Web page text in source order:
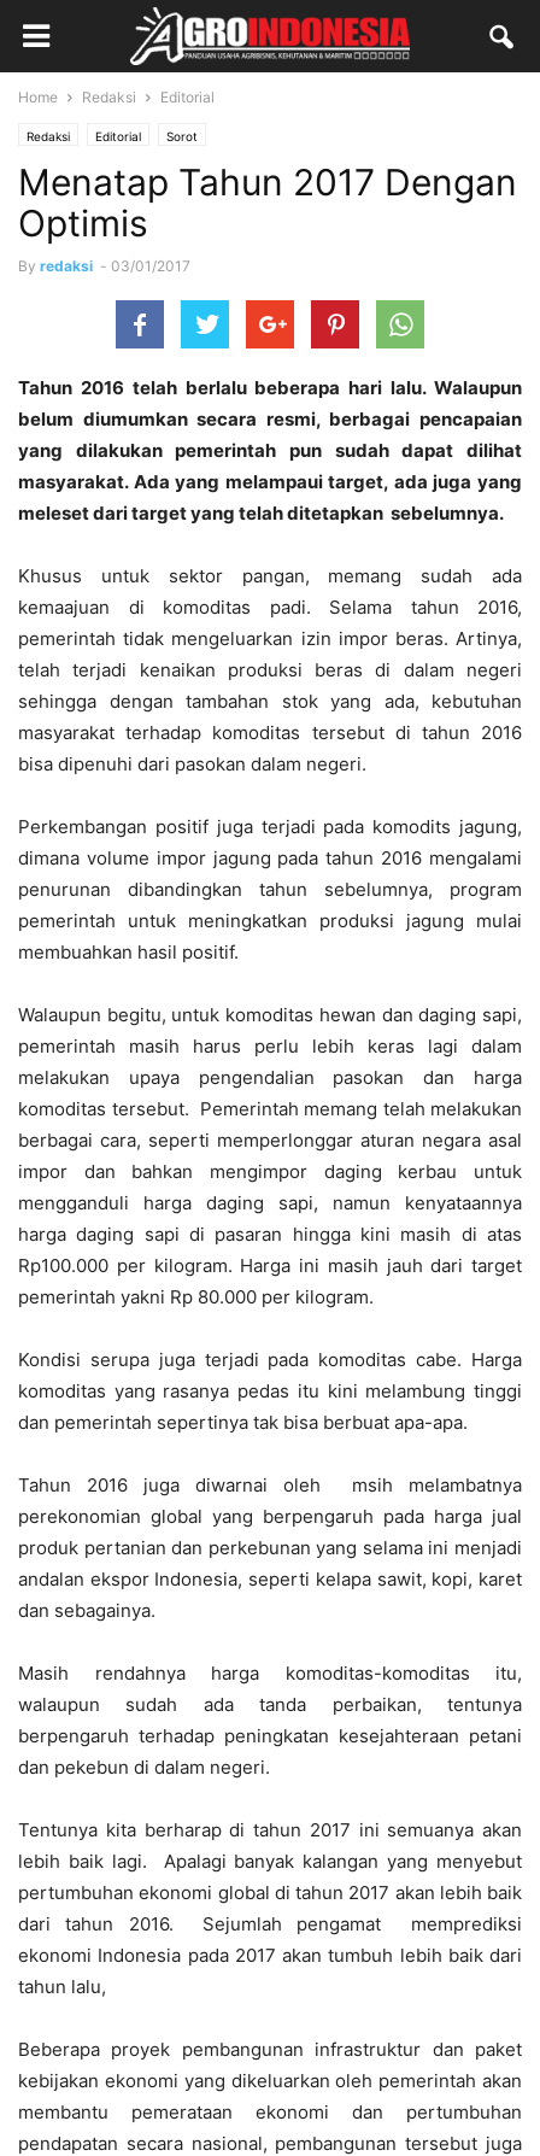
Home Redaksi Editorial
Redaksi Editorial Sorot
Menatap Tahun 2017 Dengan
Optimis
By redaksi - 03/01/2017
Tahun 2016 telah berlalu beberapa hari lalu. Walaupun
belum diumumkan secara resmi, berbagai pencapaian
yang dilakukan pemerintah pun sudah dapat dilihat
masyarakat. Ada yang melampaui target, ada juga yang
meleset dari target yang telah ditetapkan sebelumnya.
Khusus untuk sektor pangan, memang sudah ada
kemaajuan di komoditas padi. Selama tahun 2016,
pemerintah tidak mengeluarkan izin impor beras. Artinya,
telah terjadi kenaikan produksi beras di dalam negeri
sehingga dengan tambahan stok yang ada, kebutuhan
masyarakat terhadap komoditas tersebut di tahun 2016
bisa dipenuhi dari pasokan dalam negeri.
Perkembangan positif juga terjadi pada komodits jagung,
dimana volume impor jagung pada tahun 2016 mengalami
penurunan dibandingkan tahun sebelumnya, program
pemerintah untuk meningkatkan produksi jagung mulai
membuahkan hasil positif.
Walaupun begitu, untuk komoditas hewan dan daging sapi,
pemerintah masih harus perlu lebih keras lagi dalam
melakukan upaya pengendalian pasokan dan harga
komoditas tersebut. Pemerintah memang telah melakukan
berbagai cara, seperti memperlonggar aturan negara asal
impor dan bahkan mengimpor daging kerbau untuk
mengganduli harga daging sapi, namun kenyataannya
harga daging sapi di pasaran hingga kini masih di atas
Rp100.000 per kilogram. Harga ini masih jauh dari target
pemerintah yakni Rp 80.000 per kilogram.
Kondisi serupa juga terjadi pada komoditas cabe. Harga
komoditas yang rasanya pedas itu kini melambung tinggi
dan pemerintah sepertinya tak bisa berbuat apa-apa.
Tahun 2016 juga diwarnai oleh msih melambatnya
perekonomian global yang berpengaruh pada harga jual
produk pertanian dan perkebunan yang selama ini menjadi
andalan ekspor Indonesia, seperti kelapa sawit, kopi, karet
dan sebagainya.
Masih rendahnya harga komoditas-komoditas itu,
walaupun sudah ada tanda perbaikan, tentunya
berpengaruh terhadap peningkatan kesejahteraan petani
dan pekebun di dalam negeri.
Tentunya kita berharap di tahun 2017 ini semuanya akan
lebih baik lagi. Apalagi banyak kalangan yang menyebut
pertumbuhan ekonomi global di tahun 2017 akan lebih baik
dari tahun 2016. Sejumlah pengamat memprediksi
ekonomi Indonesia pada 2017 akan tumbuh lebih baik dari
tahun lalu,
Beberapa proyek pembangunan infrastruktur dan paket
kebijakan ekonomi yang dikeluarkan oleh pemerintah akan
membantu pemerataan ekonomi dan pertumbuhan
pendapatan secara nasional, pembangunan tersebut juga